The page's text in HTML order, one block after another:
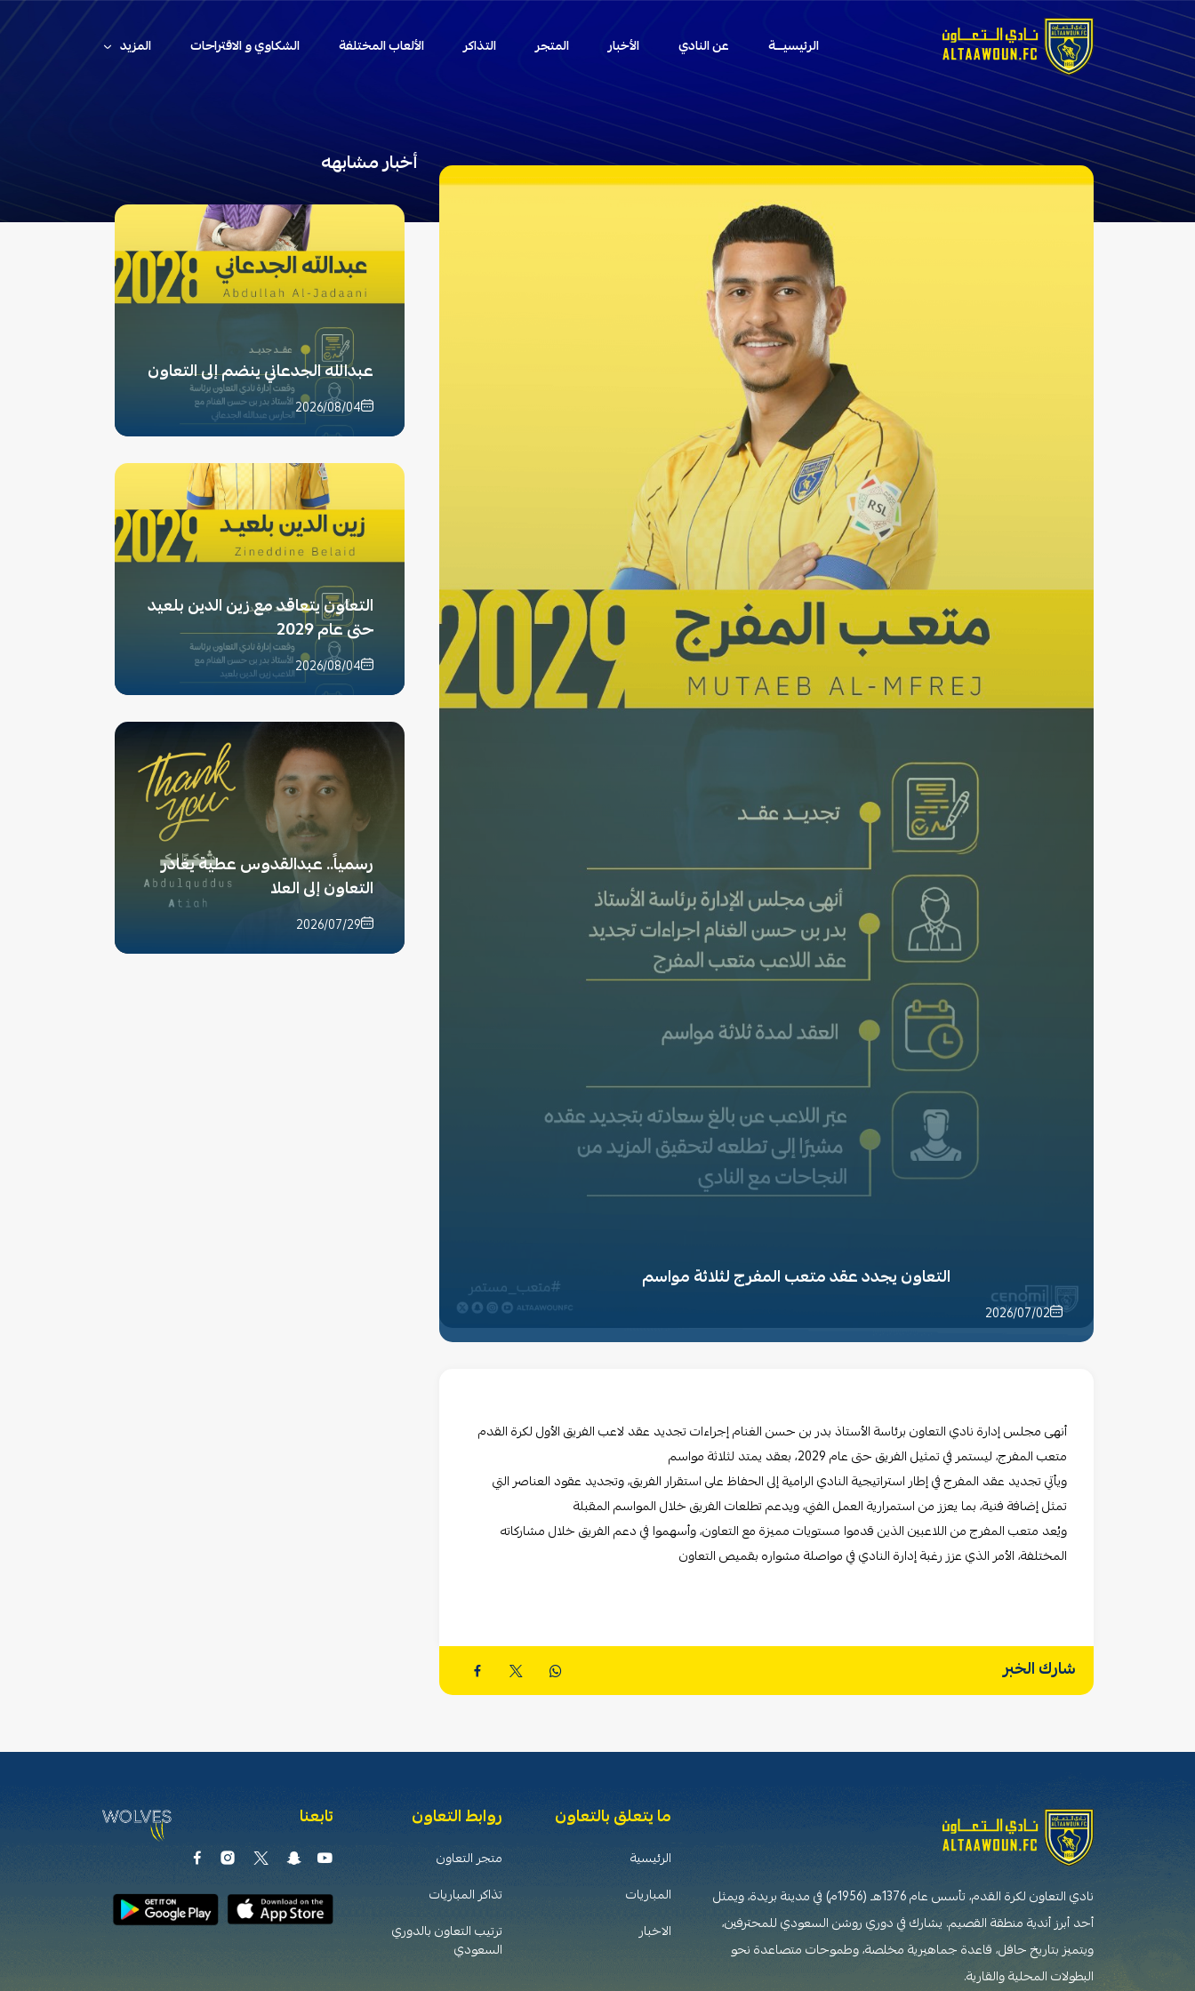
الرئيسيـــة عن النادي الأخبار المتجر التذاكر الألعاب المختلفة الشكاوي و الاقتراحات المزيد
التعاون يجدد عقد متعب المفرج لثلاثة مواسم
2026/07/02
أنهى مجلس إدارة نادي التعاون برئاسة الأستاذ بدر بن حسن الغنام إجراءات تجديد عقد لاعب الفريق الأول لكرة القدم
متعب المفرج، ليستمر في تمثيل الفريق حتى عام 2029، بعقد يمتد لثلاثة مواسم
ويأتي تجديد عقد المفرج في إطار استراتيجية النادي الرامية إلى الحفاظ على استقرار الفريق، وتجديد عقود العناصر التي
تمثل إضافة فنية، بما يعزز من استمرارية العمل الفني، ويدعم تطلعات الفريق خلال المواسم المقبلة
ويُعد متعب المفرج من اللاعبين الذين قدموا مستويات مميزة مع التعاون، وأسهموا في دعم الفريق خلال مشاركاته
المختلفة، الأمر الذي عزز رغبة إدارة النادي في مواصلة مشواره بقميص التعاون
شارك الخبر
أخبار مشابهه
عبدالله الجدعاني ينضم إلى التعاون
2026/08/04
التعاون يتعاقد مع زين الدين بلعيد
حتى عام 2029
2026/08/04
رسمياً.. عبدالقدوس عطية يغادر
التعاون إلى العلا
2026/07/29
نادي التعاون لكرة القدم، تأسس عام 1376هـ (1956م) في مدينة بريدة، ويمثل
أحد أبرز أندية منطقة القصيم. يشارك في دوري روشن السعودي للمحترفين،
ويتميز بتاريخ حافل، قاعدة جماهيرية مخلصة، وطموحات متصاعدة نحو
البطولات المحلية والقارية.
ما يتعلق بالتعاون
الرئيسية
المباريات
الاخبار
روابط التعاون
متجر التعاون
تذاكر المباريات
ترتيب التعاون بالدوري
السعودي
تابعنا